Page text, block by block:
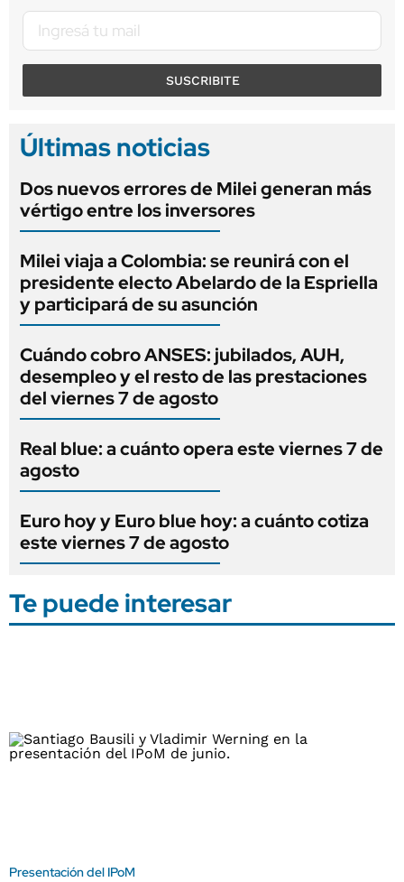
SUSCRIBITE
Últimas noticias
Dos nuevos errores de Milei generan más
vértigo entre los inversores
Milei viaja a Colombia: se reunirá con el
presidente electo Abelardo de la Espriella
y participará de su asunción
Cuándo cobro ANSES: jubilados, AUH,
desempleo y el resto de las prestaciones
del viernes 7 de agosto
Real blue: a cuánto opera este viernes 7 de
agosto
Euro hoy y Euro blue hoy: a cuánto cotiza
este viernes 7 de agosto
Te puede interesar
Presentación del IPoM